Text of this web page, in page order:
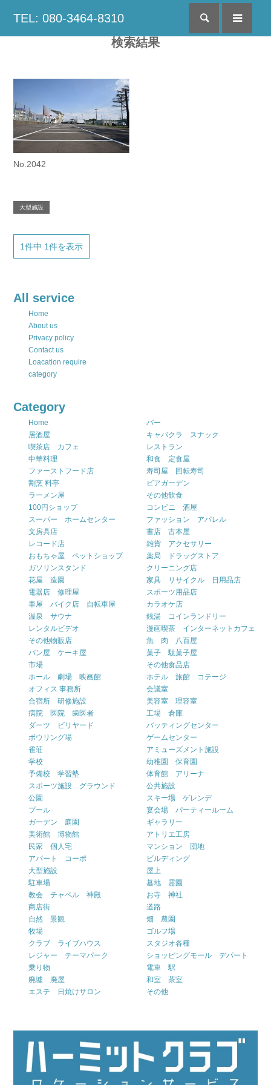
TEL: 080-3464-8310 検索
検索結果
No.2042
大型施設
1件中 1件を表示
All service
Home
About us
Privacy policy
Contact us
Loacation require
category
Category
Home
バー
居酒屋
キャバクラ スナック
喫茶店 カフェ
レストラン
中華料理
和食 定食屋
ファーストフード店
寿司屋 回転寿司
割烹 料亭
ビアガーデン
ラーメン屋
その他飲食
100円ショップ
コンビニ 酒屋
スーパー ホームセンター
ファッション アパレル
文房具店
書店 古本屋
レコード店
雑貨 アクセサリー
おもちゃ屋 ペットショップ
薬局 ドラッグストア
ガソリンスタンド
クリーニング店
花屋 造園
家具 リサイクル 日用品店
電器店 修理屋
スポーツ用品店
車屋 バイク店 自転車屋
カラオケ店
温泉 サウナ
銭湯 コインランドリー
レンタルビデオ
漫画喫茶 インターネットカフェ
その他物販店
魚 肉 八百屋
パン屋 ケーキ屋
菓子 駄菓子屋
市場
その他食品店
ホール 劇場 映画館
ホテル 旅館 コテージ
オフィス 事務所
会議室
合宿所 研修施設
美容室 理容室
病院 医院 歯医者
工場 倉庫
ダーツ ビリヤード
バッティングセンター
ボウリング場
ゲームセンター
雀荘
アミューズメント施設
学校
幼稚園 保育園
予備校 学習塾
体育館 アリーナ
スポーツ施設 グラウンド
公共施設
公園
スキー場 ゲレンデ
プール
宴会場 パーティールーム
ガーデン 庭園
ギャラリー
美術館 博物館
アトリエ工房
民家 個人宅
マンション 団地
アパート コーポ
ビルディング
大型施設
屋上
駐車場
墓地 霊園
教会 チャペル 神殿
お寺 神社
商店街
道路
自然 景観
畑 農園
牧場
ゴルフ場
クラブ ライブハウス
スタジオ各種
レジャー テーマパーク
ショッピングモール デパート
乗り物
電車 駅
廃墟 廃屋
和室 茶室
エステ 日焼けサロン
その他